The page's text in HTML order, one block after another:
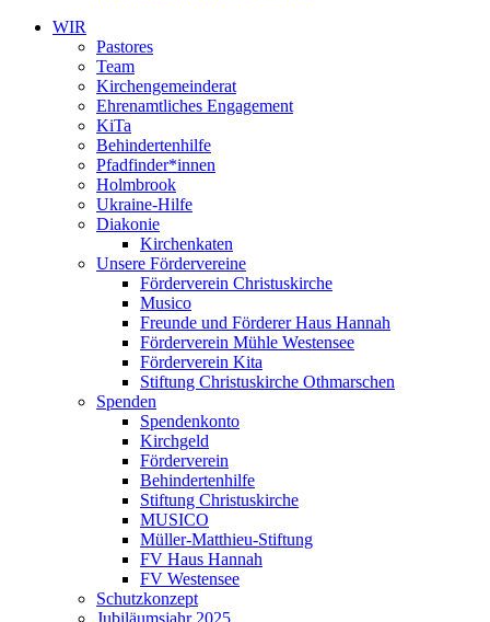
WIR
Pastores
Team
Kirchen­gemeinderat
Ehrenamtliches Engagement
KiTa
Behindertenhilfe
Pfadfinder*innen
Holmbrook
Ukraine-Hilfe
Diakonie
Kirchenkaten
Unsere Fördervereine
Förderverein Christuskirche
Musico
Freunde und Förderer Haus Hannah
Förderverein Mühle Westensee
Förderverein Kita
Stiftung Christuskirche Othmarschen
Spenden
Spendenkonto
Kirchgeld
Förderverein
Behindertenhilfe
Stiftung Christuskirche
MUSICO
Müller-Matthieu-Stiftung
FV Haus Hannah
FV Westensee
Schutzkonzept
Jubiläumsjahr 2025